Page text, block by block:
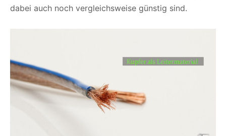
dabei auch noch vergleichsweise günstig sind.